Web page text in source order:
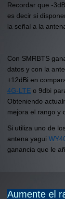
Recordar que -
es decir si
la señal a la
Con SMRBTS
datos y con la
+12dBi en
4G-LTE o 9dbi
Obteniendo
mejora el rango y
Si utiliza uno de
antena yagui
ganancia que le
Aumente el